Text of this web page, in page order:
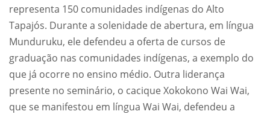
representa 150 comunidades indígenas do Alto
Tapajós. Durante a solenidade de abertura, em língua
Munduruku, ele defendeu a oferta de cursos de
graduação nas comunidades indígenas, a exemplo do
que já ocorre no ensino médio. Outra liderança
presente no seminário, o cacique Xokokono Wai Wai,
que se manifestou em língua Wai Wai, defendeu a